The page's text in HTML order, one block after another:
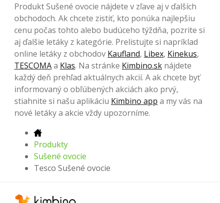
Produkt Sušené ovocie nájdete v zľave aj v ďalších
obchodoch. Ak chcete zistiť, kto ponúka najlepšiu
cenu počas tohto alebo budúceho týždňa, pozrite si
aj ďalšie letáky z kategórie. Prelistujte si napríklad
online letáky z obchodov Kaufland, Libex, Kinekus,
TESCOMAa Klas. Na stránke Kimbino.sk nájdete
každý deň prehľad aktuálnych akcií. A ak chcete byť
informovaný o obľúbených akciách ako prvý,
stiahnite si našu aplikáciu Kimbino app a my vás na
nové letáky a akcie vždy upozorníme.
Produkty
Sušené ovocie
Tesco Sušené ovocie